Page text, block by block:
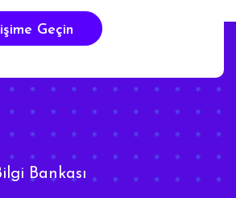
Geçin
Bankası